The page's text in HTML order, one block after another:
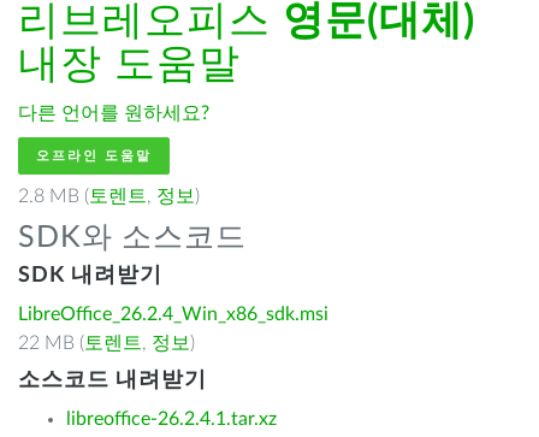
리브레오피스 영문(대체)
내장 도움말
다른 언어를 원하세요?
오프라인 도움말
2.8 MB ( 토렌트, 정보 )
SDK와 소스코드
SDK 내려받기
LibreOffice_26.2.4_Win_x86_sdk.msi
22 MB ( 토렌트, 정보 )
소스코드 내려받기
libreoffice-26.2.4.1.tar.xz